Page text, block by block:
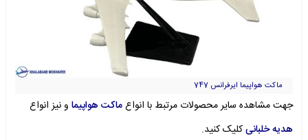
ماکت هواپیما ایرفرانس 747
جهت مشاهده سایر محصولات مرتبط با انواعماکت هواپیما و نیز انواع
هدیه خلبانیکلیک کنید.